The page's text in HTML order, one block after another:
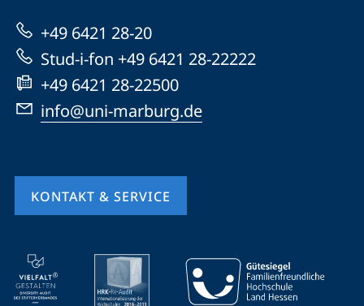
zur
Website
+49 6421 28-20
Stud-i-fon +49 6421 28-22222
+49 6421 28-22500
info@uni-marburg.de
KONTAKT & SERVICE
Mobile-
Service-